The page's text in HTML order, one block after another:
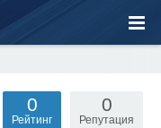
0
Репутация
0
Рейтинг